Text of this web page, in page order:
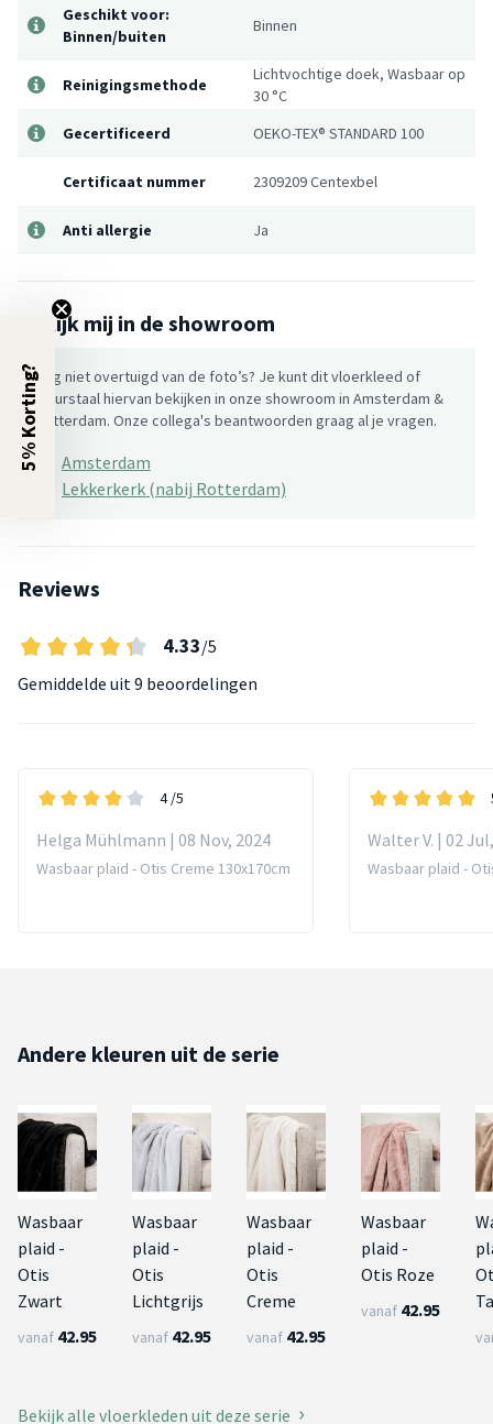
Geschikt voor:
Binnen/buiten
Binnen
Reinigingsmethode
Lichtvochtige doek, Wasbaar op
30 °C
Gecertificeerd
OEKO-TEX® STANDARD 100
Certificaat nummer 2309209 Centexbel
Anti allergie Ja
Bekijk mij in de showroom
Nog niet overtuigd van de foto’s? Je kunt dit vloerkleed of
kleurstaal hiervan bekijken in onze showroom in Amsterdam &
Rotterdam. Onze collega's beantwoorden graag al je vragen.
Amsterdam
Lekkerkerk (nabij Rotterdam)
Reviews
4.33/5
Gemiddelde uit 9 beoordelingen
4 /5
Helga Mühlmann | 08 Nov, 2024
Wasbaar plaid - Otis Creme 130x170cm
Walter V. | 02
Wasbaar plaid -
Andere kleuren uit de serie
Wasbaar
plaid -
Otis
Zwart
vanaf 42.95
Wasbaar
plaid -
Otis
Lichtgrijs
vanaf 42.95
Wasbaar
plaid -
Otis
Creme
vanaf 42.95
Wasbaar
plaid -
Otis Roze
vanaf 42.95
Bekijk alle vloerkleden uit deze serie
5% Korting?